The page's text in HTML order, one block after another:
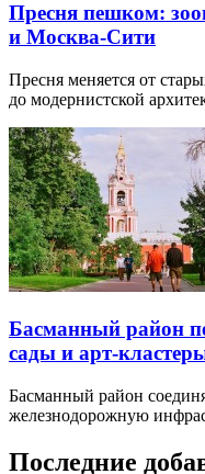
Пресня пешком:
и Москва-Сити
Пресня меняется от
до модернистской
Басманный район
сады и арт-
Басманный район
железнодорожную
Последние